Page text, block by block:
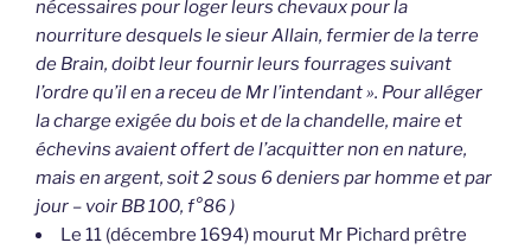
nécessaires pour loger leurs chevaux pour la
nourriture desquels le sieur Allain, fermier de la terre
de Brain, doibt leur fournir leurs fourrages suivant
l’ordre qu’il en a receu de Mr l’intendant ». Pour alléger
la charge exigée du bois et de la chandelle, maire et
échevins avaient offert de l’acquitter non en nature,
mais en argent, soit 2 sous 6 deniers par homme et par
jour – voir BB 100, f°86 )
Le 11 (décembre 1694) mourut Mr Pichard prêtre